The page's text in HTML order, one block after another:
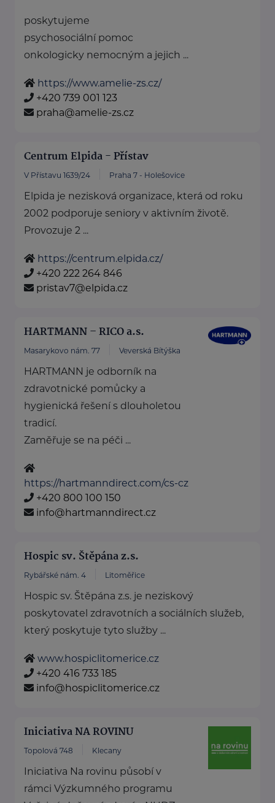
poskytujeme
psychosociální pomoc
onkologicky nemocným a jejich ...
https://www.amelie-zs.cz/
+420 739 001 123
praha@amelie-zs.cz
Centrum Elpida - Přístav
V Přístavu 1639/24 Praha 7 - Holešovice
Elpida je nezisková organizace, která od roku
2002 podporuje seniory v aktivním životě.
Provozuje 2 ...
https://centrum.elpida.cz/
+420 222 264 846
pristav7@elpida.cz
HARTMANN – RICO a.s.
Masarykovo nám. 77 Veverská Bítýška
HARTMANN je odborník na
zdravotnické pomůcky a
hygienická řešení s dlouholetou
tradicí.
Zaměřuje se na péči ...
https://hartmanndirect.com/cs-cz
+420 800 100 150
info@hartmanndirect.cz
Hospic sv. Štěpána z.s.
Rybářské nám. 4 Litoměřice
Hospic sv. Štěpána z.s. je neziskový
poskytovatel zdravotních a sociálních služeb,
který poskytuje tyto služby ...
www.hospiclitomerice.cz
+420 416 733 185
info@hospiclitomerice.cz
Iniciativa NA ROVINU
Topolová 748 Klecany
Iniciativa Na rovinu působí v
rámci Výzkumného programu